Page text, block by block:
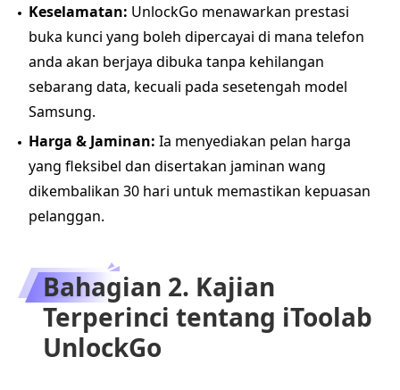
Keselamatan: UnlockGo menawarkan prestasi
buka kunci yang boleh dipercayai di mana telefon
anda akan berjaya dibuka tanpa kehilangan
sebarang data, kecuali pada sesetengah model
Samsung.
Harga & Jaminan: Ia menyediakan pelan harga
yang fleksibel dan disertakan jaminan wang
dikembalikan 30 hari untuk memastikan kepuasan
pelanggan.
Bahagian 2. Kajian
Terperinci tentang iToolab
UnlockGo